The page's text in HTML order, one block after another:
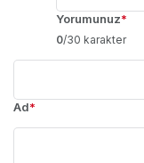
Yorumunuz*
0/30 karakter
Ad*